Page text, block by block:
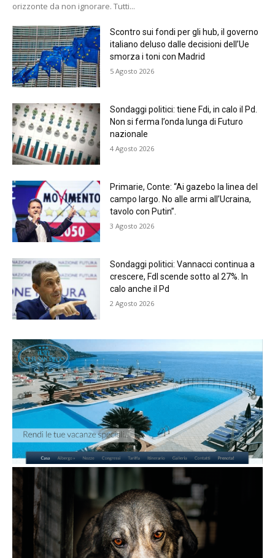
orizzonte da non ignorare. Tutti...
Scontro sui fondi per gli hub, il governo
italiano deluso dalle decisioni dell’Ue
smorza i toni con Madrid
5 Agosto 2026
Sondaggi politici: tiene Fdi, in calo il Pd.
Non si ferma l’onda lunga di Futuro
nazionale
4 Agosto 2026
Primarie, Conte: “Ai gazebo la linea del
campo largo. No alle armi all’Ucraina,
tavolo con Putin”.
3 Agosto 2026
Sondaggi politici: Vannacci continua a
crescere, FdI scende sotto al 27%. In
calo anche il Pd
2 Agosto 2026